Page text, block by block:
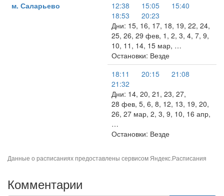
м. Саларьево
12:38 15:05
15:40
18:53
20:23
Дни: 15, 16, 17, 18, 19, 22, 24,
25, 26, 29 фев, 1, 2, 3, 4, 7, 9,
10, 11, 14, 15 мар, …
Остановки: Везде
18:11
20:15
21:08
21:32
Дни: 14, 20, 21, 23, 27,
28 фев, 5, 6, 8, 12, 13, 19, 20,
26, 27 мар, 2, 3, 9, 10, 16 апр,
…
Остановки: Везде
Данные о расписаниях предоставлены сервисом Яндекс.Расписания
Комментарии